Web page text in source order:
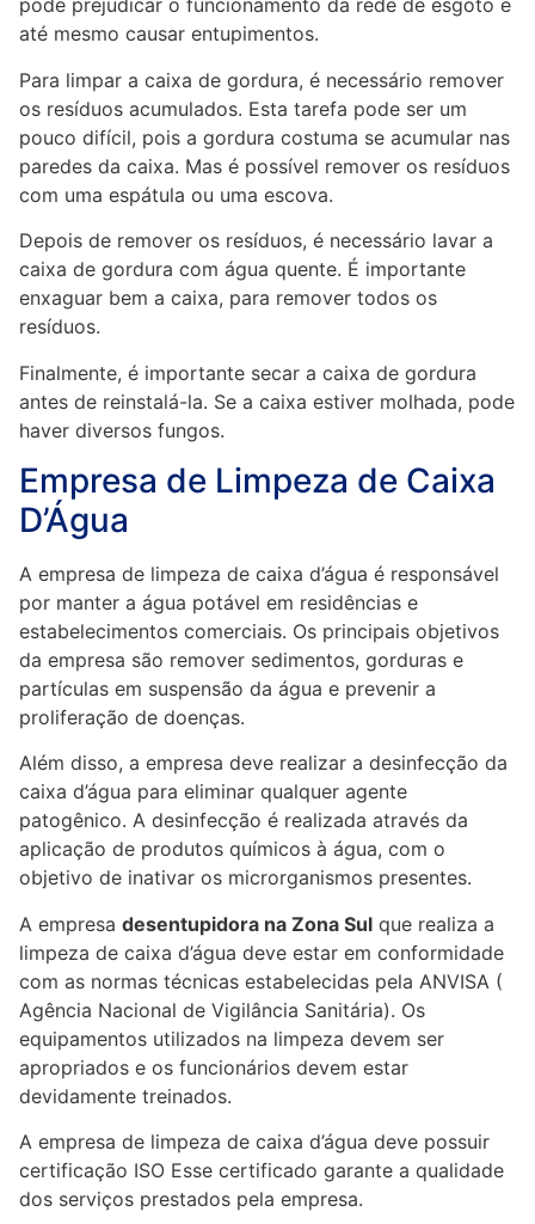
pode prejudicar o funcionamento da rede de esgoto e
até mesmo causar entupimentos.
Para limpar a caixa de gordura, é necessário remover
os resíduos acumulados. Esta tarefa pode ser um
pouco difícil, pois a gordura costuma se acumular nas
paredes da caixa. Mas é possível remover os resíduos
com uma espátula ou uma escova.
Depois de remover os resíduos, é necessário lavar a
caixa de gordura com água quente. É importante
enxaguar bem a caixa, para remover todos os
resíduos.
Finalmente, é importante secar a caixa de gordura
antes de reinstalá-la. Se a caixa estiver molhada, pode
haver diversos fungos.
Empresa de Limpeza de Caixa
D’Água
A empresa de limpeza de caixa d’água é responsável
por manter a água potável em residências e
estabelecimentos comerciais. Os principais objetivos
da empresa são remover sedimentos, gorduras e
partículas em suspensão da água e prevenir a
proliferação de doenças.
Além disso, a empresa deve realizar a desinfecção da
caixa d’água para eliminar qualquer agente
patogênico. A desinfecção é realizada através da
aplicação de produtos químicos à água, com o
objetivo de inativar os microrganismos presentes.
A empresa desentupidora na Zona Sul que realiza a
limpeza de caixa d’água deve estar em conformidade
com as normas técnicas estabelecidas pela ANVISA (
Agência Nacional de Vigilância Sanitária). Os
equipamentos utilizados na limpeza devem ser
apropriados e os funcionários devem estar
devidamente treinados.
A empresa de limpeza de caixa d’água deve possuir
certificação ISO Esse certificado garante a qualidade
dos serviços prestados pela empresa.